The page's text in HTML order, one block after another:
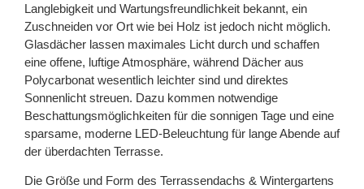
Langlebigkeit und Wartungsfreundlichkeit bekannt, ein
Zuschneiden vor Ort wie bei Holz ist jedoch nicht möglich.
Glasdächer lassen maximales Licht durch und schaffen
eine offene, luftige Atmosphäre, während Dächer aus
Polycarbonat wesentlich leichter sind und direktes
Sonnenlicht streuen. Dazu kommen notwendige
Beschattungsmöglichkeiten für die sonnigen Tage und eine
sparsame, moderne LED-Beleuchtung für lange Abende auf
der überdachten Terrasse.
Die Größe und Form des Terrassendachs & Wintergartens